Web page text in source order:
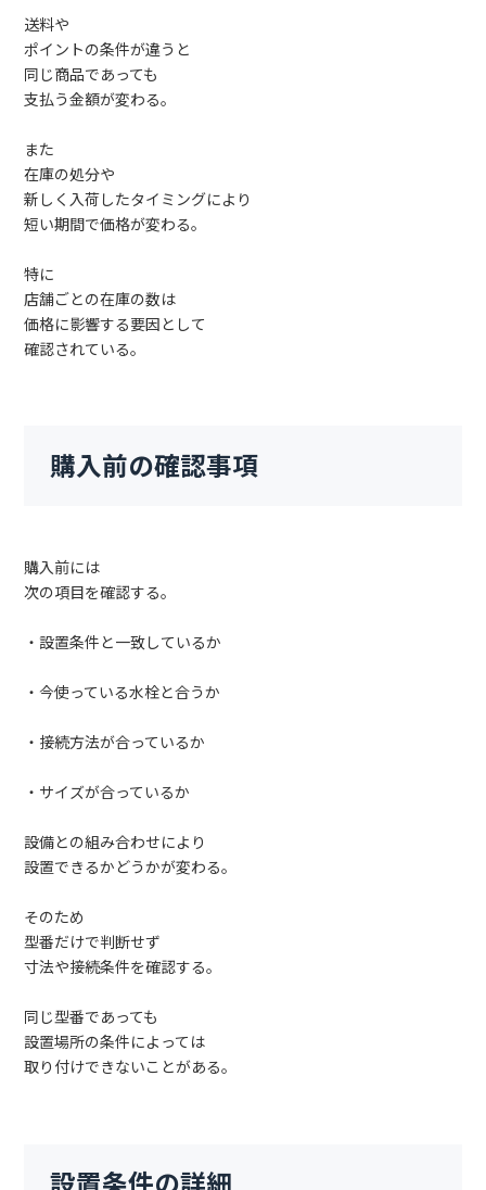
送料や
ポイントの条件が違うと
同じ商品であっても
支払う金額が変わる。
また
在庫の処分や
新しく入荷したタイミングにより
短い期間で価格が変わる。
特に
店舗ごとの在庫の数は
価格に影響する要因として
確認されている。
購入前の確認事項
購入前には
次の項目を確認する。
・設置条件と一致しているか
・今使っている水栓と合うか
・接続方法が合っているか
・サイズが合っているか
設備との組み合わせにより
設置できるかどうかが変わる。
そのため
型番だけで判断せず
寸法や接続条件を確認する。
同じ型番であっても
設置場所の条件によっては
取り付けできないことがある。